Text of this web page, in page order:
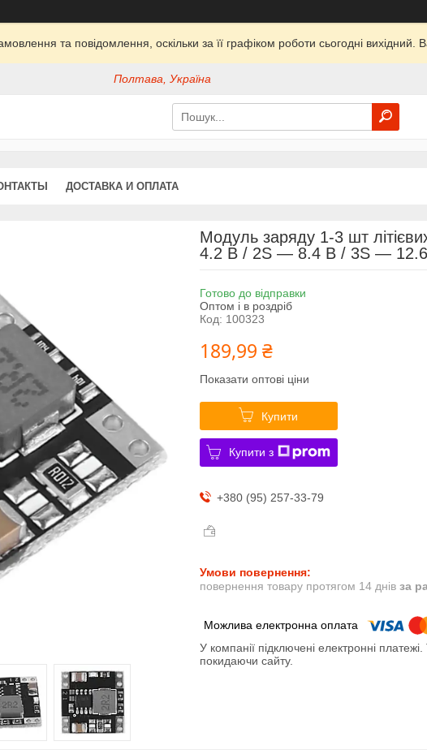
та повідомлення, оскільки за її графіком роботи сьогодні
Полтава, Україна
ДОСТАВКА И ОПЛАТА
Модуль заряду 1-3 шт
4.2 В / 2S — 8.4 В / 3S —
Готово до відправки
Оптом і в роздріб
Код: 100323
189,99 ₴
Показати оптові ціни
Купити
Купити з
+380 (95) 257-33-79
повернення товару протягом 14 днів за
У компанії підключені електронні
покидаючи сайту.